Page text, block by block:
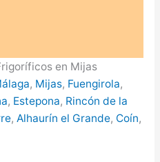
en Mijas
, Mijas, Fuengirola,
, Estepona, Rincón de la
, Alhaurín el Grande, Coín,